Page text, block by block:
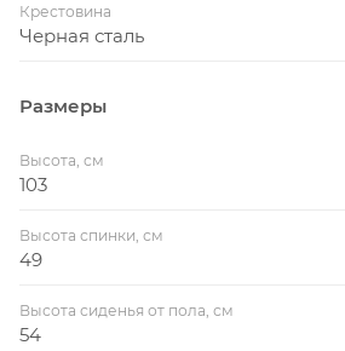
Крестовина
Черная сталь
Размеры
Высота, см
103
Высота спинки, см
49
Высота сиденья от пола, см
54